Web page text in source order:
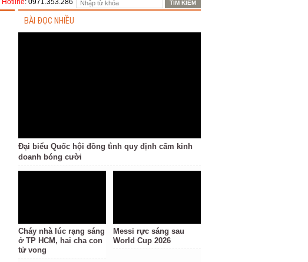
Hotline: 0971.353.286
BÀI ĐỌC NHIỀU
Đại biểu Quốc hội đồng tình quy định cấm kinh
doanh bóng cười
Cháy nhà lúc rạng sáng
ở TP HCM, hai cha con
tử vong
Messi rực sáng sau
World Cup 2026